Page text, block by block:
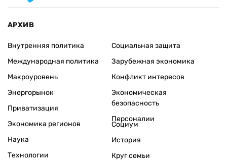
АРХИВ
Внутренняя политика
Международная политика
Макроуровень
Энергорынок
Приватизация
Экономика регионов
Социальная защита
Зарубежная экономика
Конфликт интересов
Экономическая
безопасность
Персоналии
Наука
Технологии
Социум
История
Круг семьи